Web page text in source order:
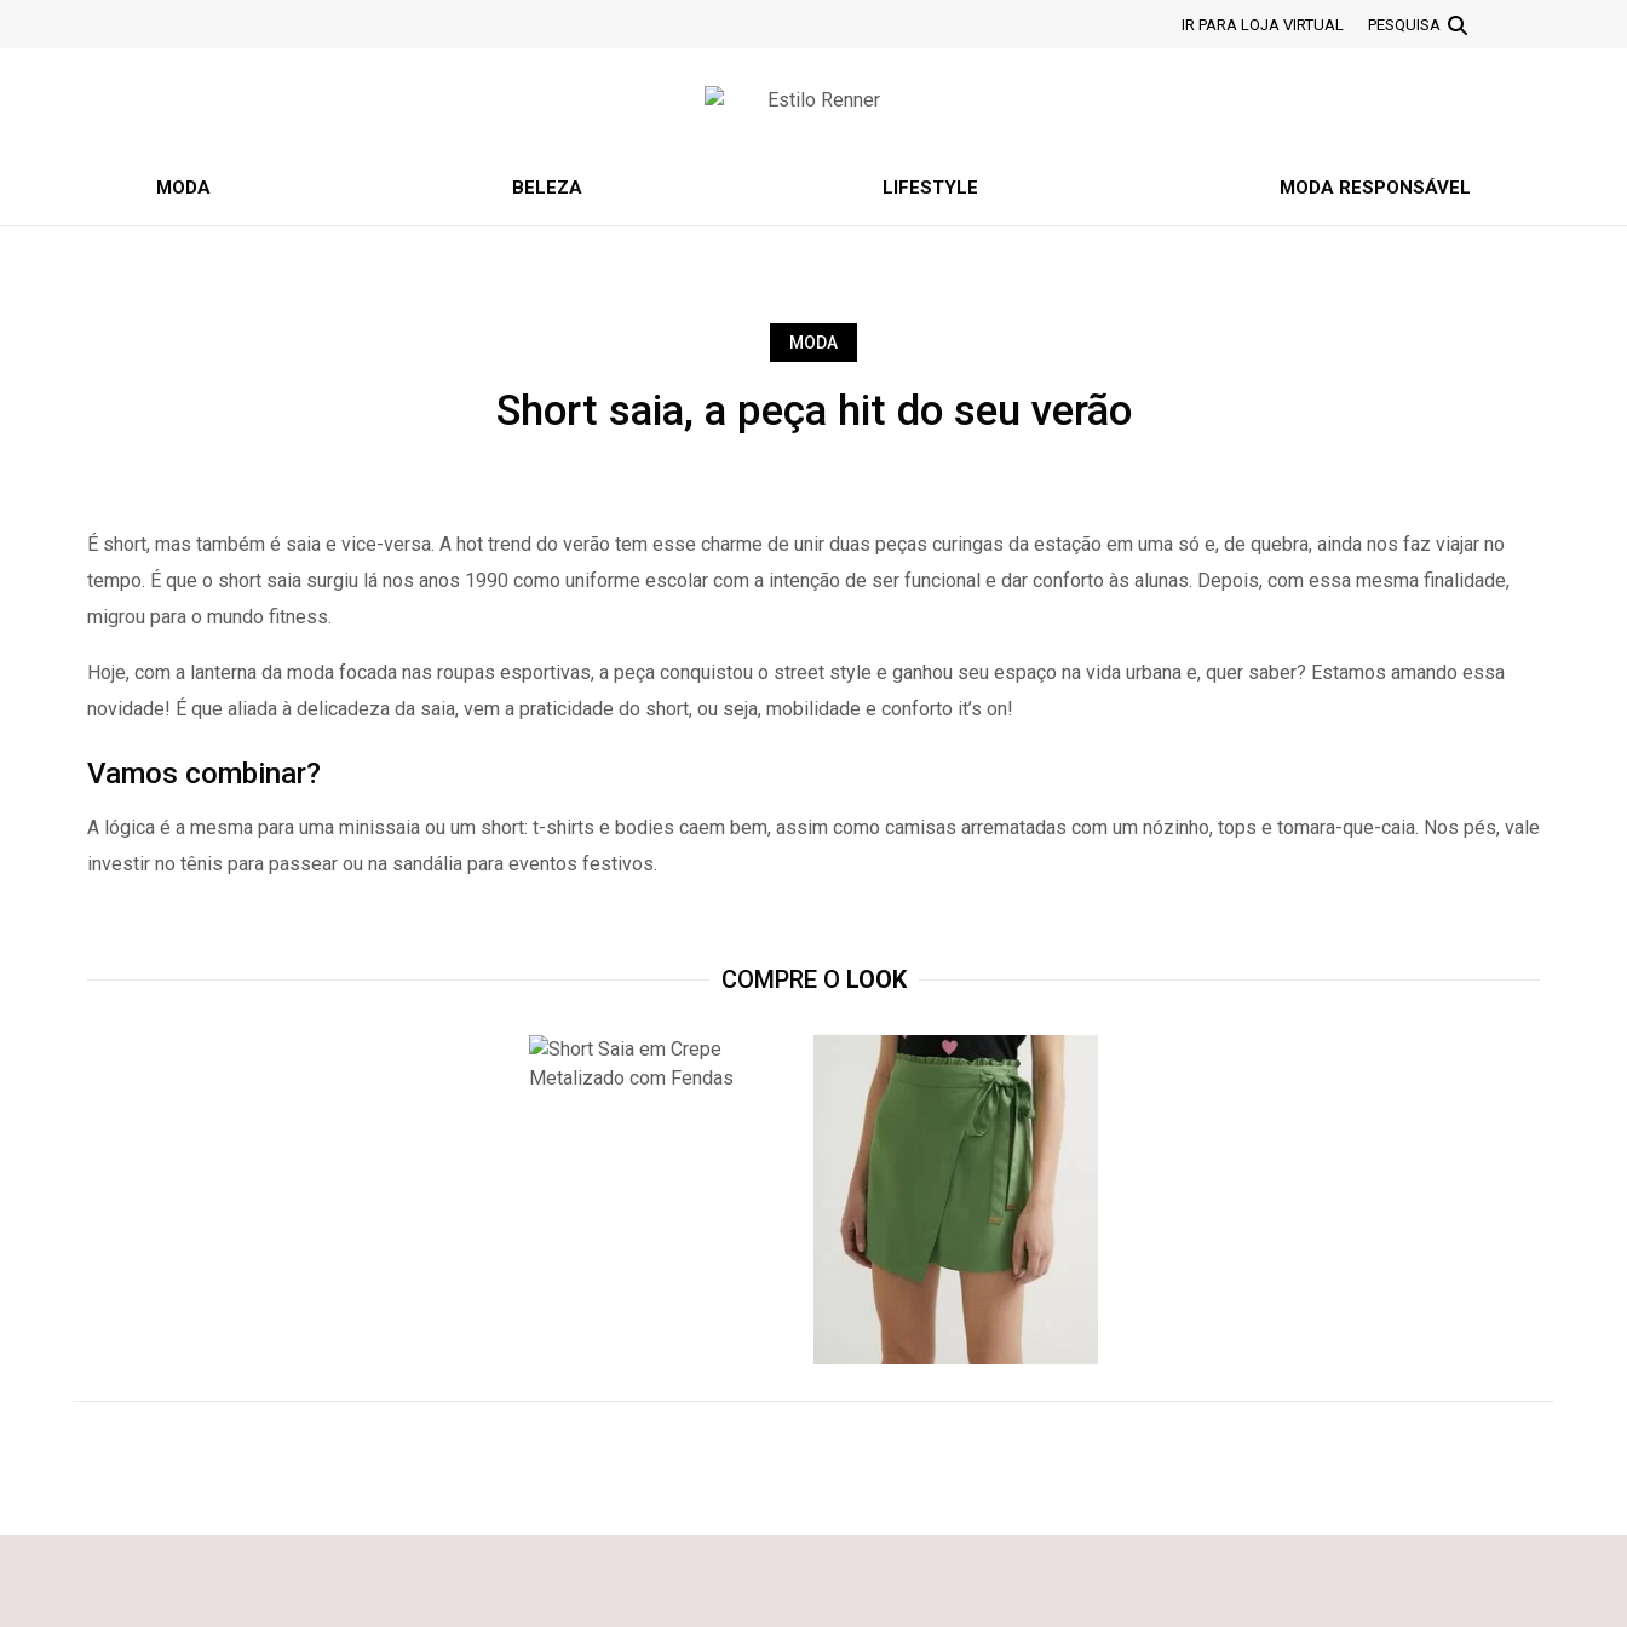
IR PARA LOJA VIRTUAL PESQUISA
MODA BELEZA LIFESTYLE MODA RESPONSÁVEL
MODA
Short saia, a peça hit do seu verão
É short, mas também é saia e vice-versa. A hot trend do verão tem esse charme de unir duas peças curingas da estação em uma só e, de quebra, ainda nos faz viajar no
tempo. É que o short saia surgiu lá nos anos 1990 como uniforme escolar com a intenção de ser funcional e dar conforto às alunas. Depois, com essa mesma finalidade,
migrou para o mundo fitness.
Hoje, com a lanterna da moda focada nas roupas esportivas, a peça conquistou o street style e ganhou seu espaço na vida urbana e, quer saber? Estamos amando essa
novidade! É que aliada à delicadeza da saia, vem a praticidade do short, ou seja, mobilidade e conforto it’s on!
Vamos combinar?
A lógica é a mesma para uma minissaia ou um short: t-shirts e bodies caem bem, assim como camisas arrematadas com um nózinho, tops e tomara-que-caia. Nos pés, vale
investir no tênis para passear ou na sandália para eventos festivos.
COMPRE O LOOK